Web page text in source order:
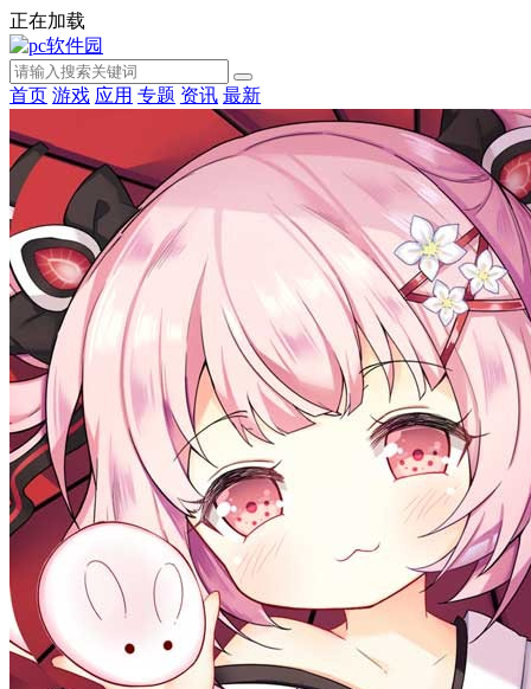
正在加载
首页 游戏 应用 专题 资讯 最新